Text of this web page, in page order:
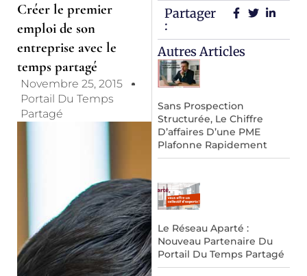
Créer le premier
emploi de son
entreprise avec le
temps partagé
Novembre 25, 2015
Portail Du Temps
Partagé
Partager
:
Autres Articles
Sans Prospection
Structurée, Le Chiffre
D’affaires D’une PME
Plafonne Rapidement
Le Réseau Aparté :
Nouveau Partenaire Du
Portail Du Temps Partagé